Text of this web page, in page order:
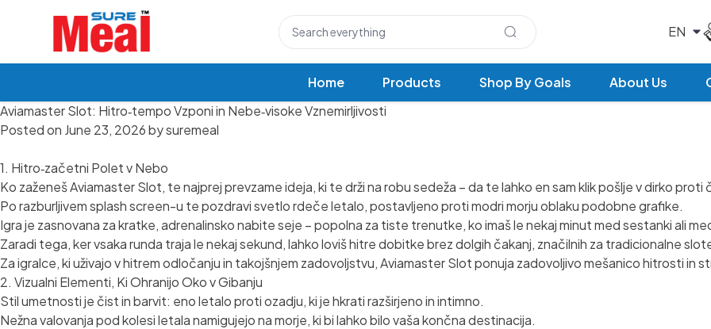
Home Products Shop By Goals About Us
Aviamaster Slot: Hitro‑tempo Vzponi in Nebe‑visoke Vznemirljivosti
Posted on June 23, 2026bysuremeal
1. Hitro‑začetni Polet v Nebo
Ko zaženeš Aviamaster Slot, te najprej prevzame ideja, ki te drži na robu sedeža – da te lahko en sam klik pošlje v dirko proti
Po razburljivem splash screen-u te pozdravi svetlo rdeče letalo, postavljeno proti modri morju oblaku podobne grafike.
Igra je zasnovana za kratke, adrenalinsko nabite seje – popolna za tiste trenutke, ko imaš le nekaj minut med sestanki ali
Zaradi tega, ker vsaka runda traja le nekaj sekund, lahko loviš hitre dobitke brez dolgih čakanj, značilnih za tradicionalne
Za igralce, ki uživajo v hitrem odločanju in takojšnjem zadovoljstvu,Aviamaster Slotponuja zadovoljivo mešanico hitrosti in
2. Vizualni Elementi, Ki Ohranijo Oko v Gibanju
Stil umetnosti je čist in barvit: eno letalo proti ozadju, ki je hkrati razširjeno in intimno.
Nežna valovanja pod kolesi letala namigujejo na morje, ki bi lahko bilo vaša končna destinacija.